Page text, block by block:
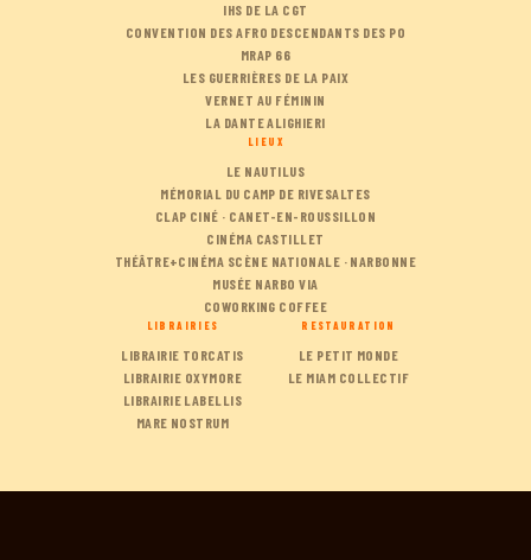
IHS DE LA CGT
CONVENTION DES AFRO DESCENDANTS DES PO
MRAP 66
LES GUERRIÈRES DE LA PAIX
VERNET AU FÉMININ
LA DANTE ALIGHIERI
LIEUX
LE NAUTILUS
MÉMORIAL DU CAMP DE RIVESALTES
CLAP CINÉ · CANET-EN-ROUSSILLON
CINÉMA CASTILLET
THÉÂTRE+CINÉMA SCÈNE NATIONALE · NARBONNE
MUSÉE NARBO VIA
COWORKING COFFEE
LIBRAIRIES
LIBRAIRIE TORCATIS
LIBRAIRIE OXYMORE
LIBRAIRIE LABELLIS
MARE NOSTRUM
RESTAURATION
LE PETIT MONDE
LE MIAM COLLECTIF